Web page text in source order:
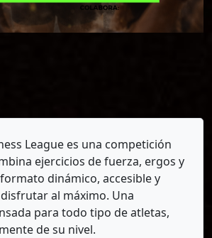
League es una competición
ejercicios de fuerza, ergos y
dinámico, accesible y
al máximo. Una
para todo tipo de atletas,
de su nivel.